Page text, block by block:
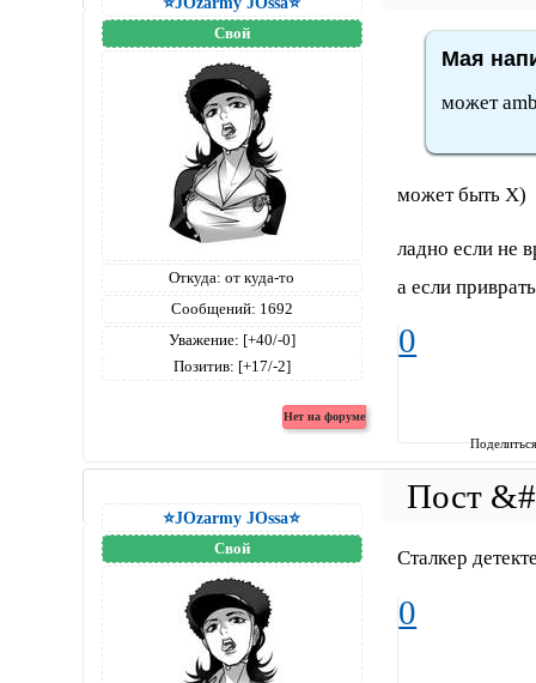
Свой
Откуда: от куда-то
Сообщений: 1692
Уважение: [+40/-0]
Позитив: [+17/-2]
Мая
может
может быть Х)
ладно если не
а если
0
⭐JOzarmy JOssa⭐
Свой Сталкер
0